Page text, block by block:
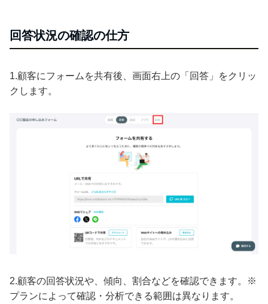
回答状況の確認の仕方
1.顧客にフォームを共有後、画面右上の「回答」をクリッ
クします。
2.顧客の回答状況や、傾向、割合などを確認できます。※
プランによって確認・分析できる範囲は異なります。